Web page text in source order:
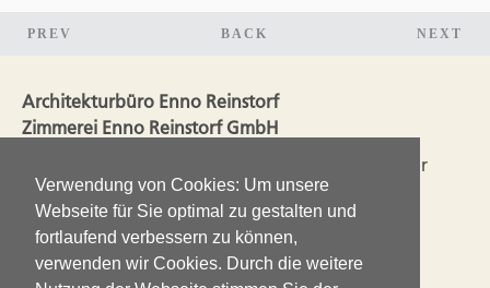
Verwendung von Cookies: Um unsere
Webseite für Sie optimal zu gestalten und
fortlaufend verbessern zu können,
verwenden wir Cookies. Durch die weitere
PREV BACK NEXT
Architekturbüro Enno Reinstorf
Zimmerei Enno Reinstorf GmbH
Seit 2003 liegen Planung und Ausführung in einer
Hand. So ergänzen sich die Erfahrungen aus dem
Handwerk mit den Ansprüchen einer guten
Architektur.